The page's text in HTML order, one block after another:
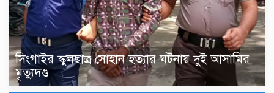
সিংগাইর স্কুলছাত্র সোহান হত্যার ঘটনায় দুই আসামির
মৃত্যুদণ্ড